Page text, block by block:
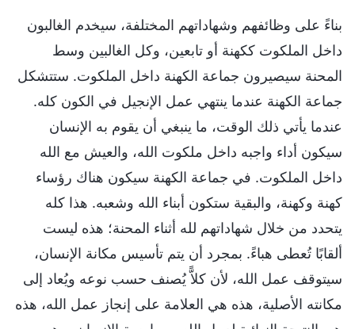
بناءً على وظائفهم وشهاداتهم المختلفة، سيخدم الغالبون
داخل الملكوت ككهنة أو تابعين، وكل الغالبين وسط
المحنة سيصيرون جماعة الكهنة داخل الملكوت. ستتشكل
جماعة الكهنة عندما ينتهي عمل الإنجيل في الكون كله.
عندما يأتي ذلك الوقت، ما ينبغي أن يقوم به الإنسان
سيكون أداء واجبه داخل ملكوت الله، والعيش مع الله
داخل الملكوت. في جماعة الكهنة سيكون هناك رؤساء
كهنة وكهنة، والبقية ستكون أبناء الله وشعبه. هذا كله
يتحدد من خلال شهاداتهم لله أثناء المحنة؛ هذه ليست
ألقابًا تُعطى هباءً. بمجرد أن يتم تأسيس مكانة الإنسان،
سيتوقف عمل الله، لأن كلاًّ يُصنف حسب نوعه ويُعاد إلى
مكانته الأصلية، هذه هي العلامة على إنجاز عمل الله، هذه